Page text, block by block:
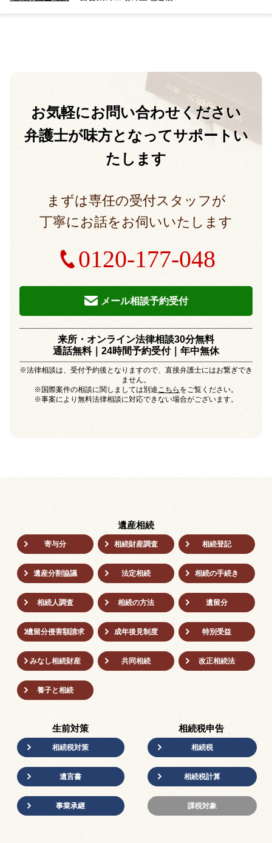
お気軽にお問い合わせください
弁護士が味方となってサポートい
たします
まずは専任の受付スタッフが
丁寧にお話をお伺いいたします
0120-177-048
メール相談予約受付
来所・オンライン法律相談30分無料
通話無料｜24時間予約受付｜年中無休
※法律相談は、受付予約後となりますので、直接弁護士にはお繋ぎでき
ません。
※国際案件の相談に関しましては別途 こちら をご覧ください。
※事案により無料法律相談に対応できない場合がございます。
遺産相続
寄与分 相続財産調査 相続登記
遺産分割協議 法定相続 相続の⼿続き
相続人調査 相続の方法 遺留分
遺留分侵害額請求 成年後⾒制度 特別受益
みなし相続財産 共同相続 改正相続法
養子と相続
生前対策
相続税対策
遺言書
事業承継
相続税申告
相続税
相続税計算
課税対象